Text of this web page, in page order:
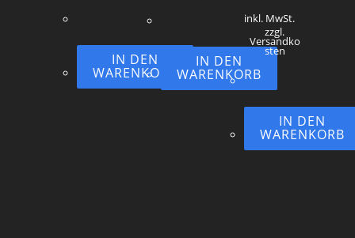
IN DEN
WARENKORB
IN DEN
WARENKORB
inkl. MwSt.
zzgl.
Versandko
sten
IN DEN
WARENKORB